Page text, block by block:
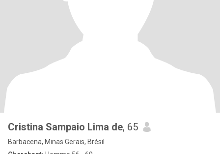
Cristina Sampaio Lima de, 65
Barbacena, Minas Gerais, Brésil